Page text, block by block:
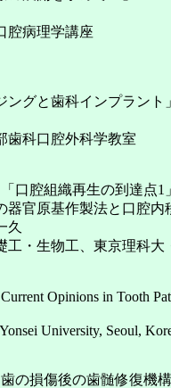
腔病理学講座
ングと歯科インプラント」
歯科口腔外科学教室
口腔組織再生の到達点1」
器官原基作製法と口腔内
工・生物工、東京理科
Opinions in Tooth
University, Seoul,
歯の損傷後の歯髄修復機